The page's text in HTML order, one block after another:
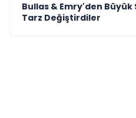
Bullas & Emry'den
Tarz Değiştirdiler